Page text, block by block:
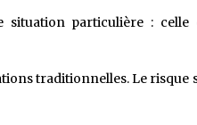
particulière : celle
traditionnelles. Le